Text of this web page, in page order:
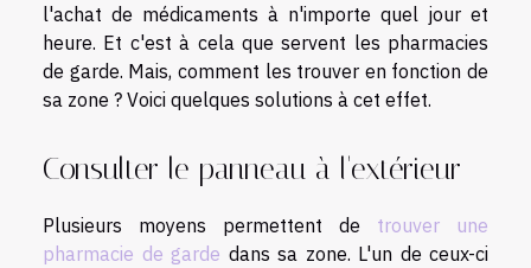
l'achat de médicaments à n'importe quel jour et
heure. Et c'est à cela que servent les pharmacies
de garde. Mais, comment les trouver en fonction de
sa zone ? Voici quelques solutions à cet effet.
Consulter le panneau à l'extérieur
Plusieurs moyens permettent de trouver une
pharmacie de garde dans sa zone. L'un de ceux-ci